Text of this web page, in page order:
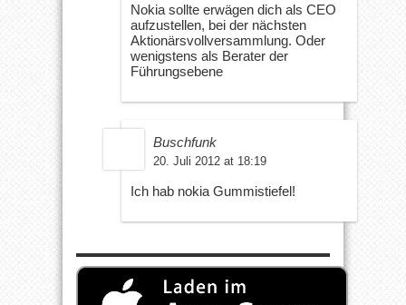
Nokia sollte erwägen dich als CEO
aufzustellen, bei der nächsten
Aktionärsvollversammlung. Oder
wenigstens als Berater der
Führungsebene
Buschfunk
20. Juli 2012 at 18:19
Ich hab nokia Gummistiefel!